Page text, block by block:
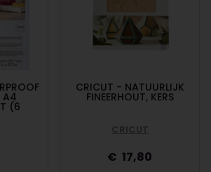
A4
(6
CRICUT - NATUURLIJK
FINEERHOUT, KERS
CRICUT
17,80